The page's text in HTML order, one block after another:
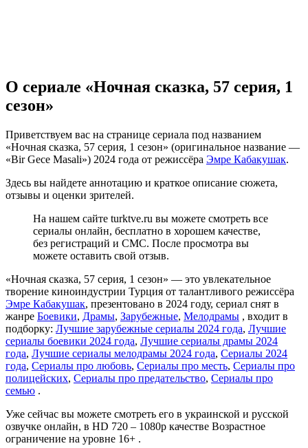
О сериале «Ночная сказка, 57 серия, 1
сезон»
Приветствуем вас на странице сериала под названием
«Ночная сказка, 57 серия, 1 сезон» (оригинальное название —
«Bir Gece Masali») 2024 года от режиссёра Эмре Кабакушак.
Здесь вы найдете аннотацию и краткое описание сюжета,
отзывы и оценки зрителей.
На нашем сайте turktve.ru вы можете смотреть все
сериалы онлайн, бесплатно в хорошем качестве,
без регистраций и СМС. После просмотра вы
можете оставить свой отзыв.
«Ночная сказка, 57 серия, 1 сезон» — это увлекательное
творение киноиндустрии Турция от талантливого режиссёра
Эмре Кабакушак, презентовано в 2024 году, сериал снят в
жанре Боевики, Драмы, Зарубежные, Мелодрамы , входит в
подборку: Лучшие зарубежные сериалы 2024 года, Лучшие
сериалы боевики 2024 года, Лучшие сериалы драмы 2024
года, Лучшие сериалы мелодрамы 2024 года, Сериалы 2024
года, Сериалы про любовь, Сериалы про месть, Сериалы про
полицейских, Сериалы про предательство, Сериалы про
семью .
Уже сейчас вы можете смотреть его в украинской и русской
озвучке онлайн, в HD 720 – 1080p качестве Возрастное
ограничение на уровне 16+ .